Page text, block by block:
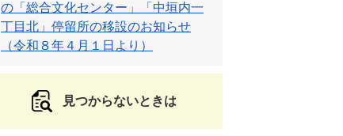
の「総合文化センター」「中垣内一
丁目北」停留所の移設のお知らせ
（令和８年４月１日より）
見つからないときは